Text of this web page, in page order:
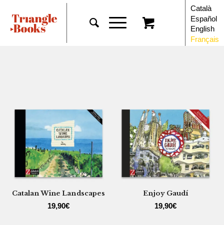
Català
Español
English
Français
Catalan Wine Landscapes
19,90€
Enjoy Gaudí
19,90€